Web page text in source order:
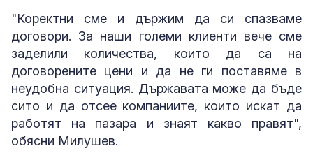
"Коректни сме и държим да си спазваме
договори. За наши големи клиенти вече сме
заделили количества, които да са на
договорените цени и да не ги поставяме в
неудобна ситуация. Държавата може да бъде
сито и да отсее компаниите, които искат да
работят на пазара и знаят какво правят",
обясни Милушев.